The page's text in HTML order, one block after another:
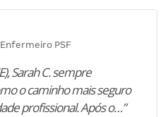
PSF
Sarah C. sempre
o caminho mais seguro
profissional. Após o…”